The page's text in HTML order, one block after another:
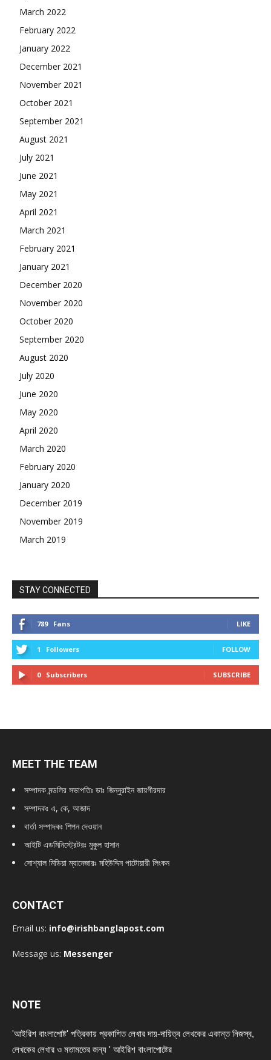
March 2022
February 2022
January 2022
December 2021
November 2021
October 2021
September 2021
August 2021
July 2021
June 2021
May 2021
April 2021
March 2021
February 2021
January 2021
December 2020
November 2020
October 2020
September 2020
August 2020
July 2020
June 2020
May 2020
April 2020
March 2020
February 2020
January 2020
December 2019
November 2019
March 2019
STAY CONNECTED
789 Fans LIKE
1 Followers FOLLOW
0 Subscribers SUBSCRIBE
MEET THE TEAM
সম্পাদক মন্ডলির সভাপতিঃ ডাঃ জিন্নুরাইন জায়গীরদার
সম্পাদকঃ এ, কে, আজাদ
বার্তা সম্পাদকঃ শিপন দেওয়ান
আইটি এডমিনিস্ট্রেটরঃ মুকুল হাসান
সোশ্যাল মিডিয়া ম্যানেজারঃ মহিউদ্দিন পাটোয়ারী লিংকন
CONTACT
Email us: info@irishbanglapost.com
Message us: Messenger
NOTE
'আইরিশ বাংলাপোষ্ট' পত্রিকায় প্রকাশিত লেখার দায়-দায়িত্ব লেখকের একান্ত নিজস্ব,
লেখকের লেখার ও মতামতের জন্য ' আইরিশ বাংলাপোষ্টের